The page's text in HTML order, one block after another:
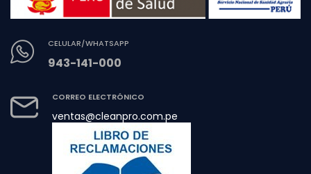
CELULAR/WHATSAPP
943-141-000
CORREO ELECTRÓNICO
ventas@cleanpro.com.pe